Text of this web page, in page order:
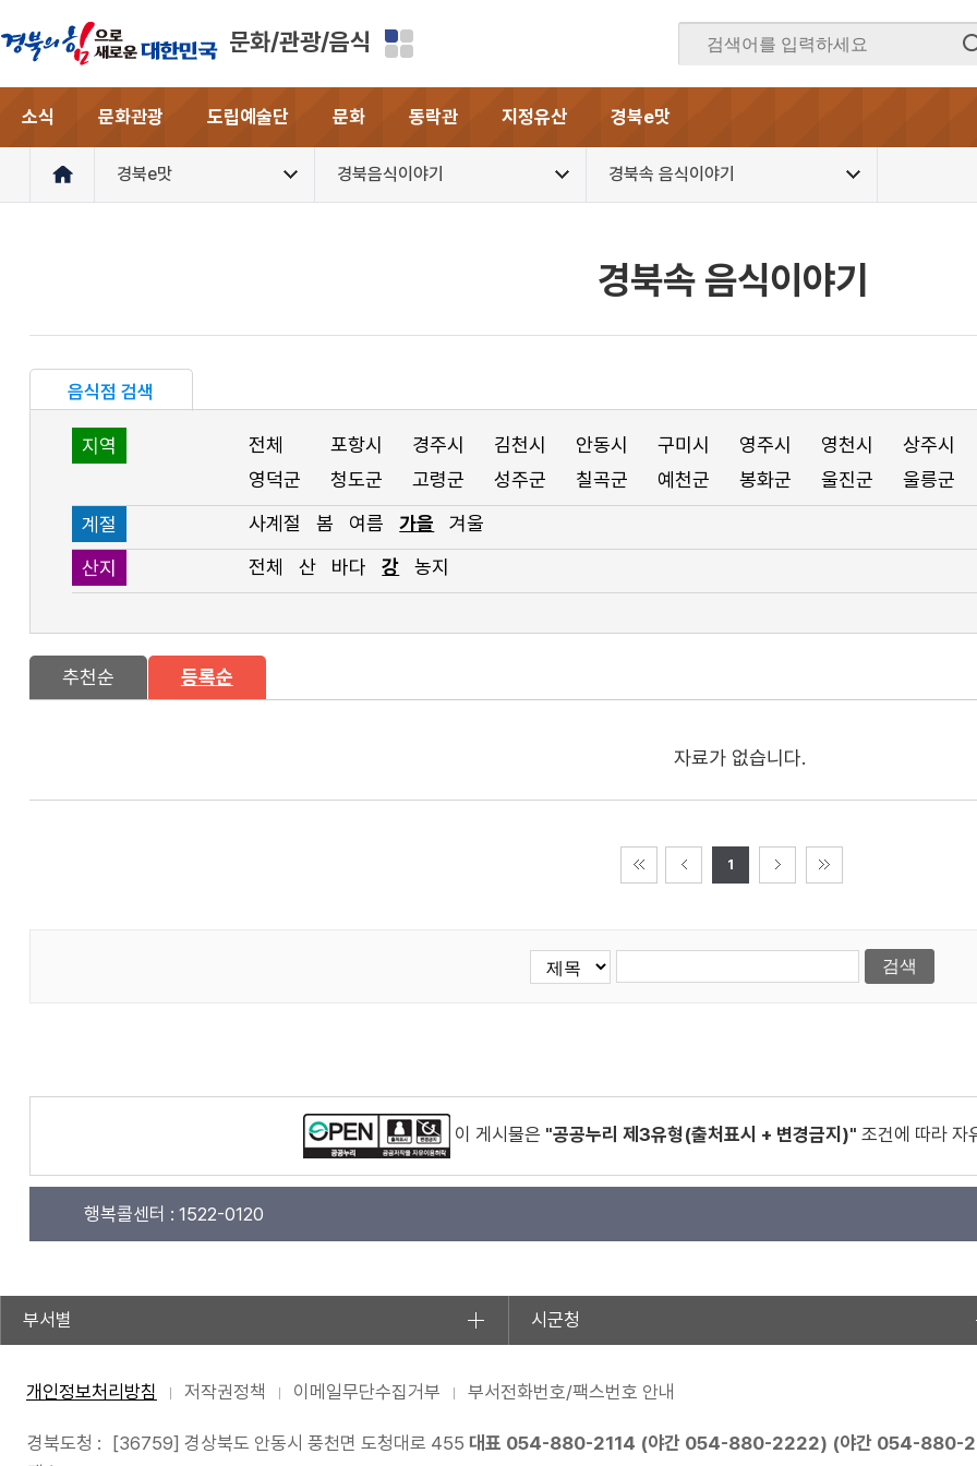
문화/관광/음식
소식 문화관광 도립예술단 문화 동락관 지정유산 경북e맛
경북e맛 경북음식이야기 경북속 음식이야기
경북속 음식이야기
음식점 검색
지역 전체 포항시 경주시 김천시 안동시 구미시 영주시 영천시 상주시
영덕군
청도군 고령군 성주군 칠곡군 예천군 봉화군 울진군
울릉군
계절
사계절 봄 여름 가을
겨울
산지
전체 산 바다 강 농지
추천순 등록순
자료가 없습니다.
1
이 게시물은 "공공누리 제3유형(출처표시 + 변경금지)" 조건에 따라 자
행복콜센터 : 1522-0120
부서별 시군청
개인정보처리방침 저작권정책 이메일무단수집거부 부서전화번호/팩스번호 안내
경북도청 : [36759] 경상북도 안동시 풍천면 도청대로 455 대표 054-880-2114 (야간 054-880-2222) (야간 054-880-